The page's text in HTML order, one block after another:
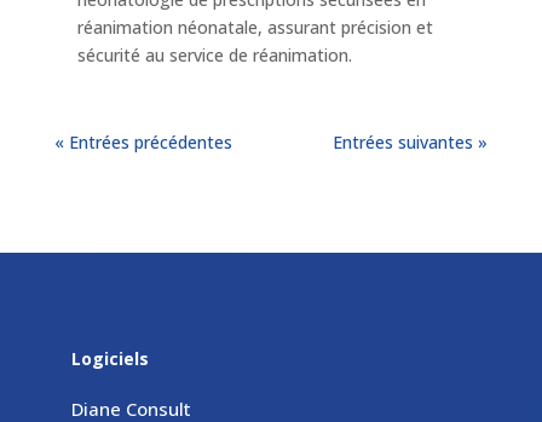
réanimation néonatale, assurant précision et
sécurité au service de réanimation.
« Entrées précédentes Entrées suivantes »
Logiciels
Diane Consult